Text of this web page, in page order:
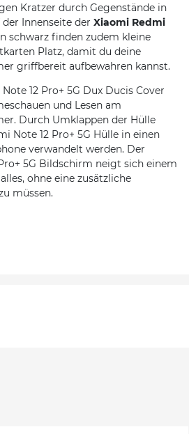
Kratzer durch Gegenstände in
Innenseite der Xiaomi Redmi
schwarz finden zudem kleine
Platz, damit du deine
griffbereit aufbewahren kannst.
12 Pro+ 5G Dux Ducis Cover
und Lesen am
Durch Umklappen der Hülle
Note 12 Pro+ 5G Hülle in einen
verwandelt werden. Der
5G Bildschirm neigt sich einem
ohne eine zusätzliche
müssen.